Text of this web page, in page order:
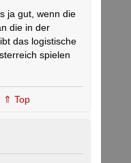
ja gut, wenn die
die in der
das logistische
spielen
⇑ Top